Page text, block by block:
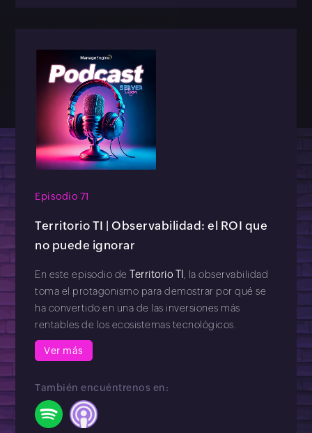
Episodio 71
Territorio TI | Observabilidad: el ROI que
no puede ignorar
En este episodio deTerritorio TI
, la observabilidad
toma el protagonismo para demostrar por qué se
ha convertido en una de las inversiones más
rentables de los ecosistemas tecnológicos.
Ver más
También encuéntrenos en: